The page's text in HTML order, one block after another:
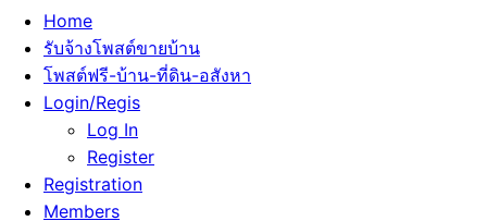
Home
รับจ้างโพสต์ขายบ้าน
โพสต์ฟรี-บ้าน-ที่ดิน-อสังหา
Login/Regis
Log In
Register
Registration
Members